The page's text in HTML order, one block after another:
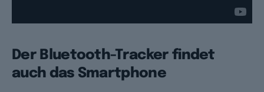
Der Bluetooth-Tracker findet
auch das Smartphone